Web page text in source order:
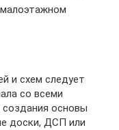
и схем следует
со всеми
основы
доски, ДСП или